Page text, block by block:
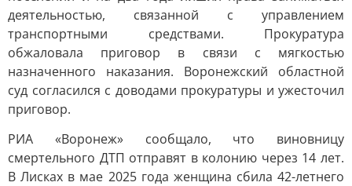
деятельностью, связанной с управлением
транспортными средствами. Прокуратура
обжаловала приговор в связи с мягкостью
назначенного наказания. Воронежский областной
суд согласился с доводами прокуратуры и ужесточил
приговор.
РИА «Воронеж» сообщало, что виновницу
смертельного ДТП отправят в колонию через 14 лет.
В Лисках в мае 2025 года женщина сбила 42-летнего